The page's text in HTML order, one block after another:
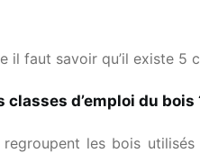
il faut savoir qu’il existe 5
classes d’emploi du bois
les bois